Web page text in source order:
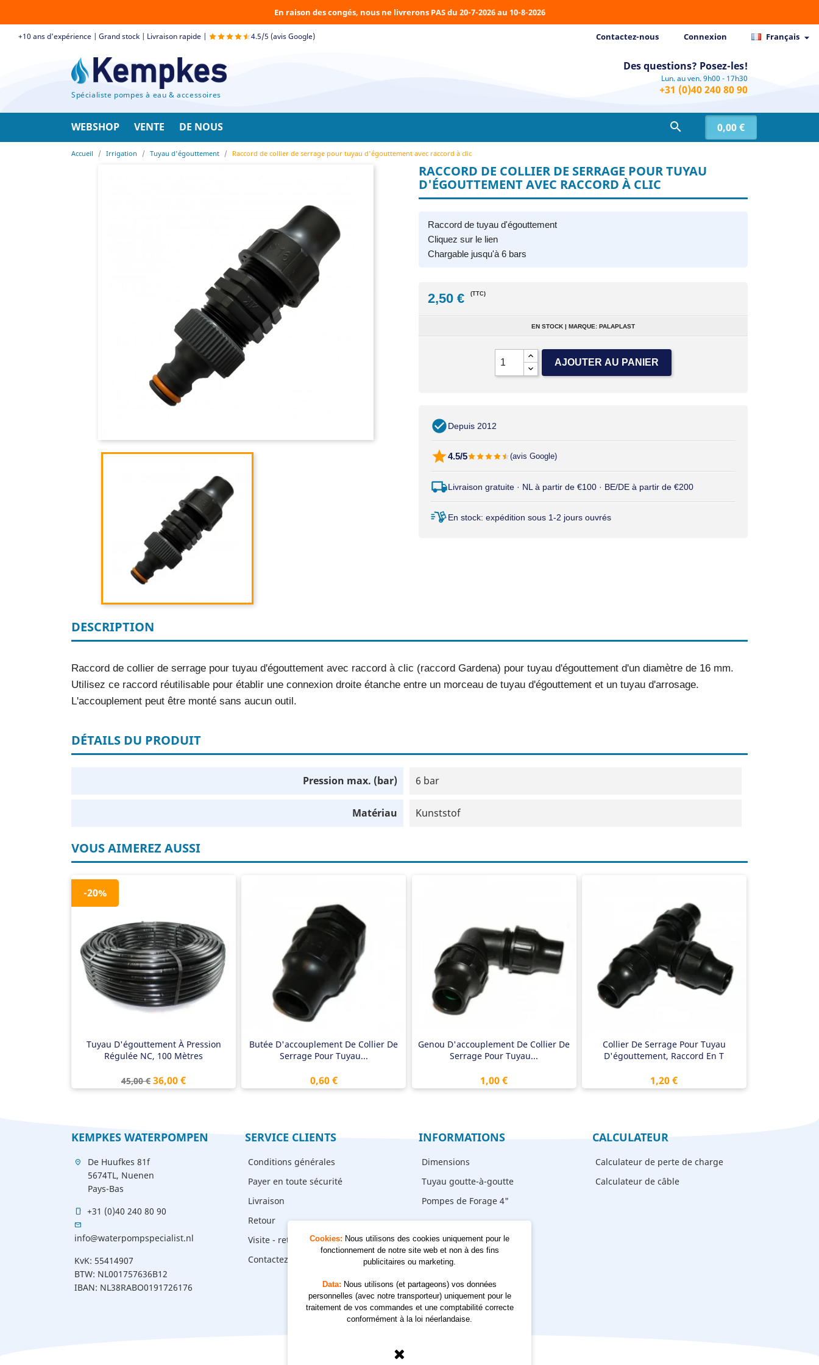
En raison des congés, nous ne livrerons PAS du 20-7-2026 au 10-8-2026
+10 ans d'expérience | Grand stock | Livraison rapide | 4.5/5 (avis Google) Contactez-nous Connexion Français 
Spécialiste pompes à eau & accessoires
Des questions? Posez-les!
Lun. au ven. 9h00 - 17h30
+31 (0)40 240 80 90
0,00 €

WEBSHOP VENTE DE NOUS
Accueil Irrigation Tuyau d'égouttement Raccord de collier de serrage pour tuyau d'égouttement avec raccord à clic
RACCORD DE COLLIER DE SERRAGE POUR TUYAU
D'ÉGOUTTEMENT AVEC RACCORD À CLIC
Raccord de tuyau d'égouttement
Cliquez sur le lien
Chargable jusqu'à 6 bars
2,50 € (TTC)
EN STOCK | MARQUE: PALAPLAST
AJOUTER AU PANIER
Depuis 2012
4.5/5 (avis Google)
Livraison gratuite · NL à partir de €100 · BE/DE à partir de €200
En stock: expédition sous 1-2 jours ouvrés
DESCRIPTION
Raccord de collier de serrage pour tuyau d'égouttement avec raccord à clic (raccord Gardena) pour tuyau d'égouttement d'un diamètre de 16 mm.
Utilisez ce raccord réutilisable pour établir une connexion droite étanche entre un morceau de tuyau d'égouttement et un tuyau d'arrosage.
L'accouplement peut être monté sans aucun outil.
DÉTAILS DU PRODUIT
Pression max. (bar) 6 bar
Matériau Kunststof
VOUS AIMEREZ AUSSI
Tuyau D'égouttement À Pression
Régulée NC, 100 Mètres
Prix
de
45,00 €
-20%
Prix
36,00 €
Pression régulée
33 cm de distance entre les
goutteurs
16 mm, épaisseur de paroi de
1,1 mm
Rouleau de 100 mètres
Conforme à la norme NEN ISO
9261:2004
Butée D'accouplement De Collier De
Serrage Pour Tuyau...
Prix
0,60 €
Raccord de tuyau d'égouttement
Arrêt final
Chargable jusqu'à 6 bars
Genou D'accouplement De Collier De
Serrage Pour Tuyau...
Prix
1,00 €
Raccord de tuyau d'égouttement
Genou à 90 °
Chargable jusqu'à 6 bars
Collier De Serrage Pour Tuyau
D'égouttement, Raccord En T
Prix
1,20 €
Raccord de tuyau d'égouttement
Chargable jusqu'à 6 bars
KEMPKES WATERPOMPEN
location_on
De Huufkes 81f
5674TL, Nuenen
Pays-Bas
mobile +31 (0)40 240 80 90
mail
info@waterpompspecialist.nl
KvK: 55414907
BTW: NL001757636B12
IBAN: NL38RABO0191726176
SERVICE CLIENTS
Conditions générales
Payer en toute sécurité
Livraison
Retour
Visite - retrait
Contactez-nous
INFORMATIONS
Dimensions
Tuyau goutte-à-goutte
Pompes de Forage 4"
CALCULATEUR
Calculateur de perte de charge
Calculateur de câble
Cookies: Nous utilisons des cookies uniquement pour le
fonctionnement de notre site web et non à des fins
publicitaires ou marketing.
Data: Nous utilisons (et partageons) vos données
personnelles (avec notre transporteur) uniquement pour le
traitement de vos commandes et une comptabilité correcte
conformément à la loi néerlandaise.